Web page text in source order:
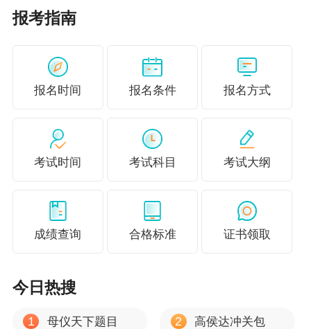
有报名条件和相关材料不符合要求的，考试成绩
（二）请报考人员仔细阅读并严格依照报名
条件和相关要求慎重报名，坚持诚实守信原则，
（三）省级和各市（州）咨询电话可在报名
说明：因考试政策、内容不断变化与调整，
正保会计网校提供的考试信息仅供参考，如有异
不积跬步，无以至千里；不积小流，无以成
江海。对于中级会计职称考试而言，每天进步一
报考指南
报名时间 报名条件 报名方式
考试时间 考试科目 考试大纲
成绩查询 合格标准 证书领取
今日热搜
1 母仪天下题目 2 高侯达冲关包